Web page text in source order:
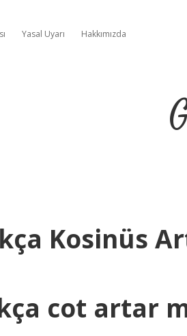
Yasal Uyarı Hakkımızda
Kosinüs
cot artar